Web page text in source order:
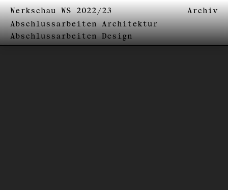
Werkschau WS 2022/23
Abschlussarbeiten Architektur
Abschlussarbeiten Design
Archiv